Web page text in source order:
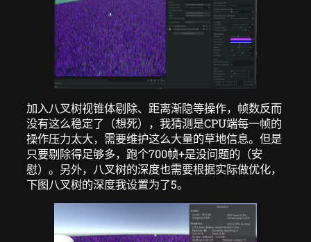
加入八叉树视锥体剔除、距离渐隐等操作，帧数反而
没有这么稳定了（想死），我猜测是CPU端每一帧的
操作压力太大，需要维护这么大量的草地信息。但是
只要剔除得足够多，跑个700帧+是没问题的（安
慰）。另外，八叉树的深度也需要根据实际做优化，
下图八叉树的深度我设置为了5。